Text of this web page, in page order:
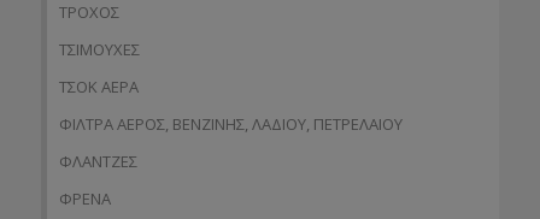
ΤΡΟΧΟΣ
ΤΣΙΜΟΥΧΕΣ
ΤΣΟΚ ΑΕΡΑ
ΦΙΛΤΡΑ ΑΕΡΟΣ, ΒΕΝΖΙΝΗΣ, ΛΑΔΙΟΥ, ΠΕΤΡΕΛΑΙΟΥ
ΦΛΑΝΤΖΕΣ
ΦΡΕΝΑ